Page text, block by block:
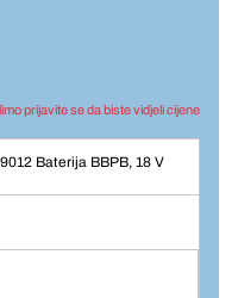
prijavite se da biste vidjeli cijene
Baterija BBPB, 18 V